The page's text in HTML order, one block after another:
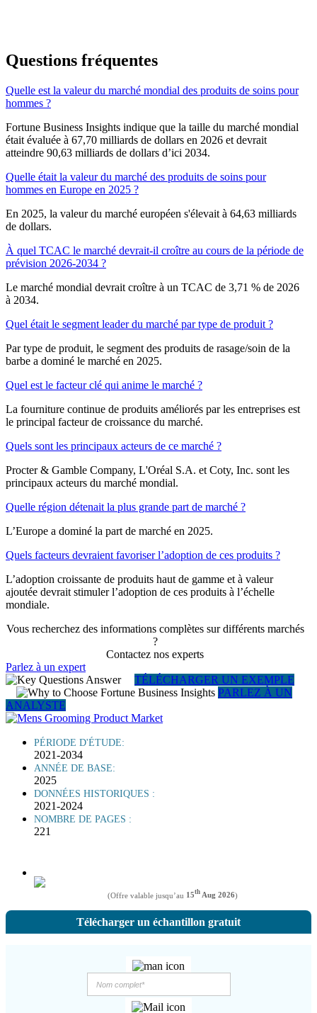
Questions fréquentes
Quelle est la valeur du marché mondial des produits de soins pour
hommes ?
Fortune Business Insights indique que la taille du marché mondial
était évaluée à 67,70 milliards de dollars en 2026 et devrait
atteindre 90,63 milliards de dollars d’ici 2034.
Quelle était la valeur du marché des produits de soins pour
hommes en Europe en 2025 ?
En 2025, la valeur du marché européen s'élevait à 64,63 milliards
de dollars.
À quel TCAC le marché devrait-il croître au cours de la période de
prévision 2026-2034 ?
Le marché mondial devrait croître à un TCAC de 3,71 % de 2026
à 2034.
Quel était le segment leader du marché par type de produit ?
Par type de produit, le segment des produits de rasage/soin de la
barbe a dominé le marché en 2025.
Quel est le facteur clé qui anime le marché ?
La fourniture continue de produits améliorés par les entreprises est
le principal facteur de croissance du marché.
Quels sont les principaux acteurs de ce marché ?
Procter & Gamble Company, L'Oréal S.A. et Coty, Inc. sont les
principaux acteurs du marché mondial.
Quelle région détenait la plus grande part de marché ?
L’Europe a dominé la part de marché en 2025.
Quels facteurs devraient favoriser l’adoption de ces produits ?
L’adoption croissante de produits haut de gamme et à valeur
ajoutée devrait stimuler l’adoption de ces produits à l’échelle
mondiale.
Vous recherchez des informations complètes sur différents marchés
?
Contactez nos experts
Parlez à un expert
TÉLÉCHARGER UN EXEMPLE
PARLEZ À UN
ANALYSTE
PÉRIODE D'ÉTUDE:
2021-2034
ANNÉE DE BASE:
2025
DONNÉES HISTORIQUES :
2021-2024
NOMBRE DE PAGES :
221
(Offre valable jusqu’au 15th Aug 2026)
Télécharger un échantillon gratuit